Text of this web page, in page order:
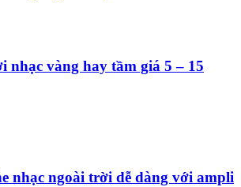
nhạc vàng hay tầm giá 5 – 15
nhạc ngoài trời dễ dàng với ampli